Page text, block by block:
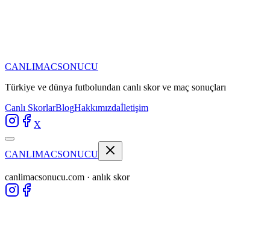
CANLIMACSONUCU
Türkiye ve dünya futbolundan canlı skor ve maç sonuçları
Canlı SkorlarBlogHakkımızdaİletişim
X
CANLIMACSONUCU
canlimacsonucu.com · anlık skor